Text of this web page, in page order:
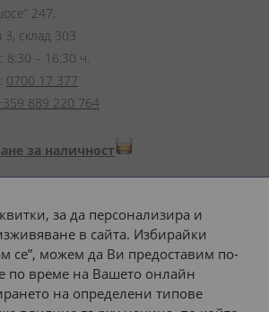
247,
3, склад 303
8:30 – 16:30 ч.
0700 17 377
889 220 764
за наличност
Начини на плащане:
Доставка до адрес с:
за да персонализира и
в сайта. Избирайки
се”, можем да Ви предоставим по-
по време на Вашето онлайн
на определени типове